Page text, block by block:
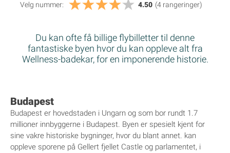
Velg nummer: 4.50 (4 rangeringer)
Du kan ofte få billige flybilletter til denne
fantastiske byen hvor du kan oppleve alt fra
Wellness-badekar, for en imponerende historie.
Budapest
Budapest er hovedstaden i Ungarn og som bor rundt 1.7
millioner innbyggerne i Budapest. Byen er spesielt kjent for
sine vakre historiske bygninger, hvor du blant annet. kan
oppleve sporene på Gellert fjellet Castle og parlamentet, i